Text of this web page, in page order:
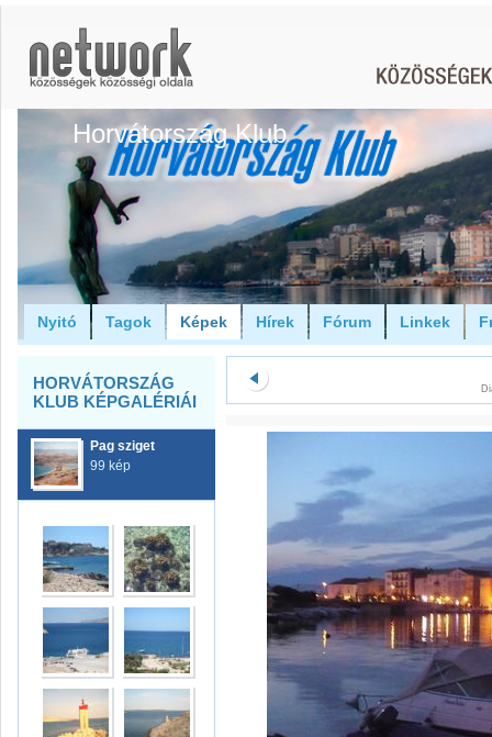
Horvátország Klub
Nyitó Tagok Képek Hírek Fórum Linkek
HORVÁTORSZÁG
KLUB KÉPGALÉRIÁI
Pag sziget
99 kép